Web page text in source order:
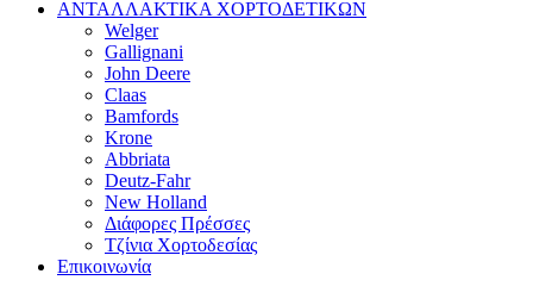
ΑΝΤΑΛΛΑΚΤΙΚΑ ΧΟΡΤΟΔΕΤΙΚΩΝ
Welger
Gallignani
John Deere
Claas
Bamfords
Krone
Abbriata
Deutz-Fahr
New Holland
Διάφορες Πρέσσες
Τζίνια Χορτοδεσίας
Επικοινωνία